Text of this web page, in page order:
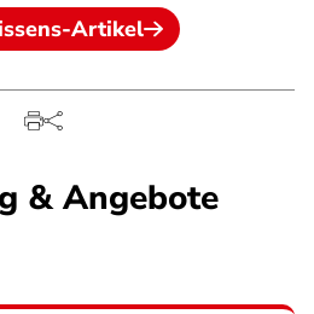
Artikel
& Angebote